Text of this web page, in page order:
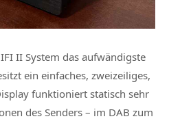
II System das aufwändigste
ein einfaches, zweizeiliges,
funktioniert statisch sehr
des Senders – im DAB zum